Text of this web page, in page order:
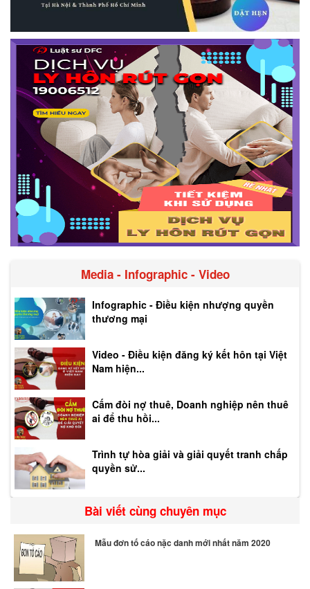
Media - Infographic - Video
Infographic - Điều kiện nhượng quyền
thương mại
Video - Điều kiện đăng ký kết hôn tại Việt
Nam hiện...
Cấm đòi nợ thuê, Doanh nghiệp nên thuê
ai để thu hồi...
Trình tự hòa giải và giải quyết tranh chấp
quyền sử...
Bài viết cùng chuyên mục
Mẫu đơn tố cáo nặc danh mới nhất năm 2020